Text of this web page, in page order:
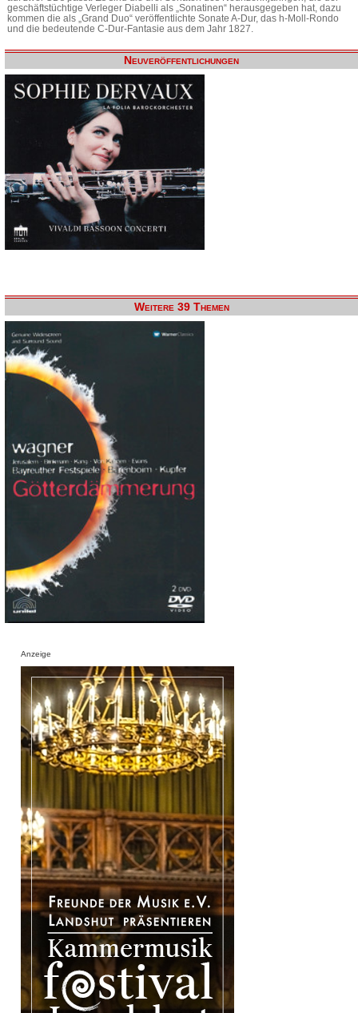
geschäftstüchtige Verleger Diabelli als „Sonatinen“ herausgegeben hat, dazu
kommen die als „Grand Duo“ veröffentlichte Sonate A-Dur, das h-Moll-Rondo
und die bedeutende C-Dur-Fantasie aus dem Jahr 1827.
Neuveröffentlichungen
Weitere 39 Themen
Anzeige